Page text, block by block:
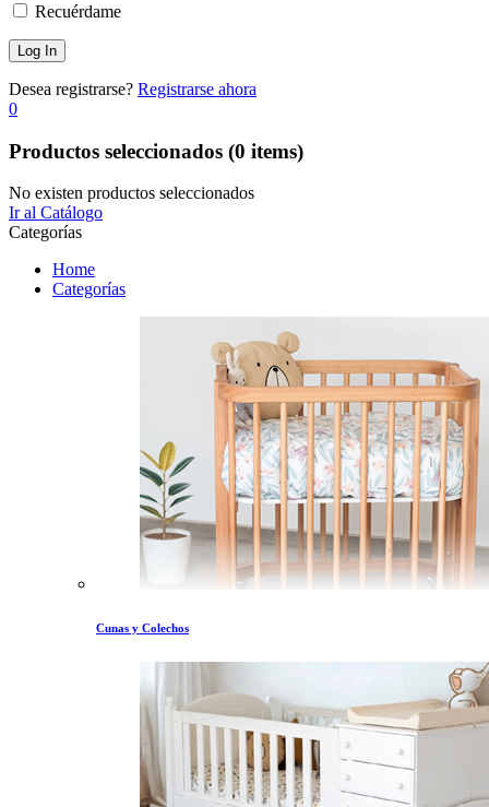
Recuérdame
Desea registrarse? Registrarse ahora
0
Productos seleccionados (0 items)
No existen productos seleccionados
Ir al Catálogo
Categorías
Home
Categorías
Cunas y Colechos